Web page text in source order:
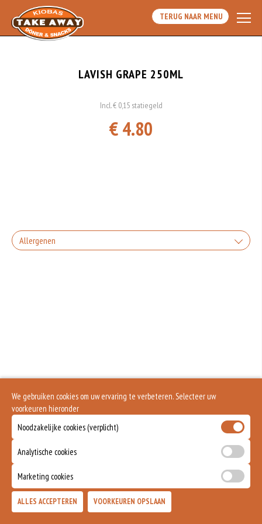
TERUG NAAR MENU
LAVISH GRAPE 250ML
Incl. € 0,15 statiegeld
€ 4.80
Allergenen
We gebruiken cookies om uw ervaring te verbeteren. Selecteer uw
voorkeuren hieronder
Noodzakelijke cookies (verplicht)
Analytische cookies
Marketing cookies
ALLES ACCEPTEREN VOORKEUREN OPSLAAN